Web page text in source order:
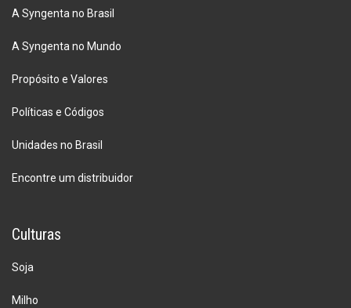
A Syngenta no Brasil
A Syngenta no Mundo
Propósito e Valores
Políticas e Códigos
Unidades no Brasil
Encontre um distribuidor
Culturas
Soja
Milho